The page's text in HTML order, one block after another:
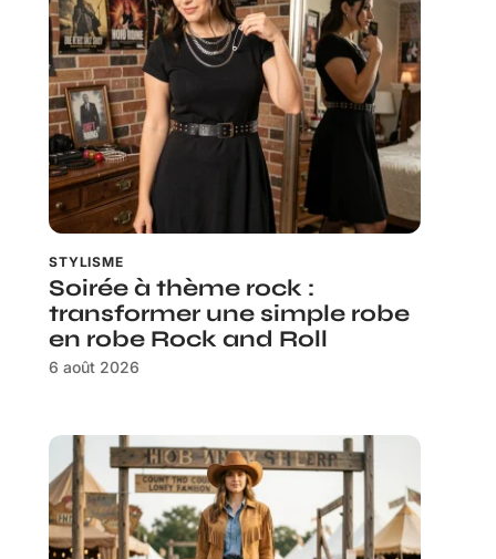
STYLISME
Soirée à thème rock :
transformer une simple robe
en robe Rock and Roll
6 août 2026